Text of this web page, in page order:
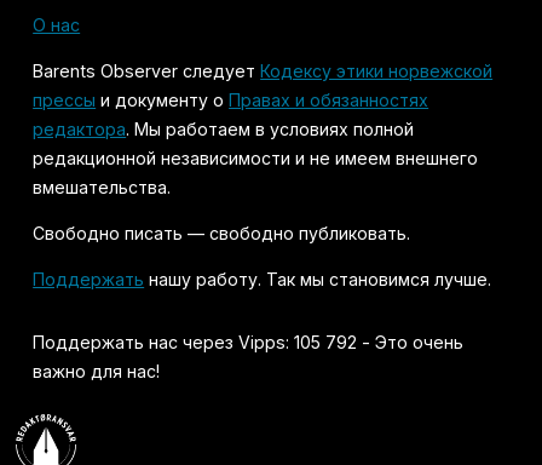
О нас
Barents Observer следуетКодексу этики норвежской
прессы и документу оПравах и обязанностях
редактора. Мы работаем в условиях полной
редакционной независимости и не имеем внешнего
вмешательства.
Свободно писать — свободно публиковать.
Поддержать нашу работу. Так мы становимся лучше.
Поддержать нас через Vipps: 105 792 - Это очень
важно для нас!